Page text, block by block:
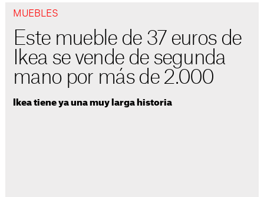
MUEBLES
Este mueble de 37 euros de
Ikea se vende de segunda
mano por más de 2.000
Ikea tiene ya una muy larga historia